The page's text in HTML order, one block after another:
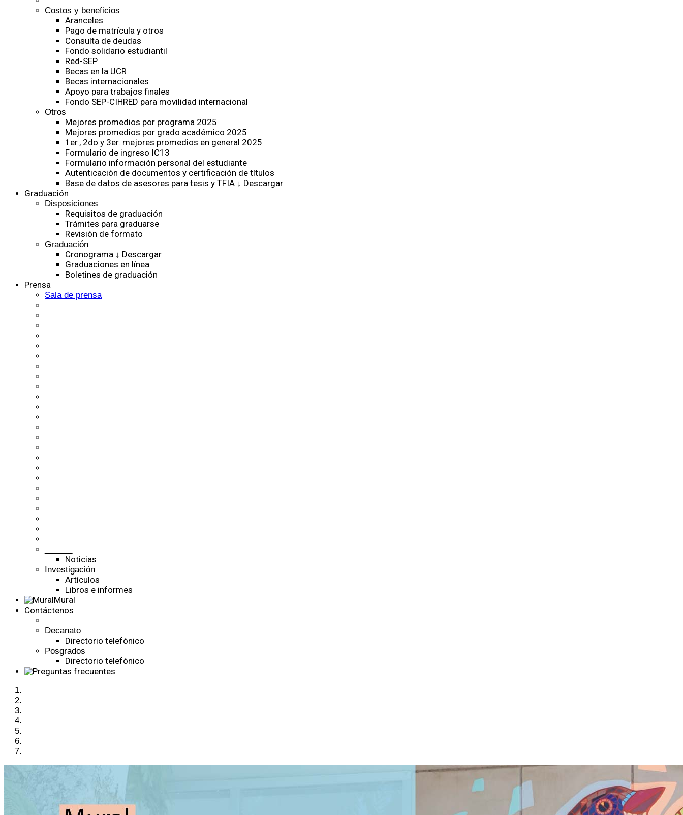
Costos y beneficios
Aranceles
Pago de matrícula y otros
Consulta de deudas
Fondo solidario estudiantil
Red-SEP
Becas en la UCR
Becas internacionales
Apoyo para trabajos finales
Fondo SEP-CIHRED para movilidad internacional
Otros
Mejores promedios por programa 2025
Mejores promedios por grado académico 2025
1er., 2do y 3er. mejores promedios en general 2025
Formulario de ingreso IC13
Formulario información personal del estudiante
Autenticación de documentos y certificación de títulos
Base de datos de asesores para tesis y TFIA ↓ Descargar
Graduación
Disposiciones
Requisitos de graduación
Trámites para graduarse
Revisión de formato
Graduación
Cronograma ↓ Descargar
Graduaciones en línea
Boletines de graduación
Prensa
Sala de prensa
Noticias
Investigación
Artículos
Libros e informes
Mural
Contáctenos
Decanato
Directorio telefónico
Posgrados
Directorio telefónico